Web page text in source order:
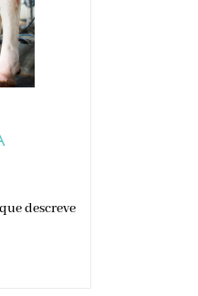
descreve